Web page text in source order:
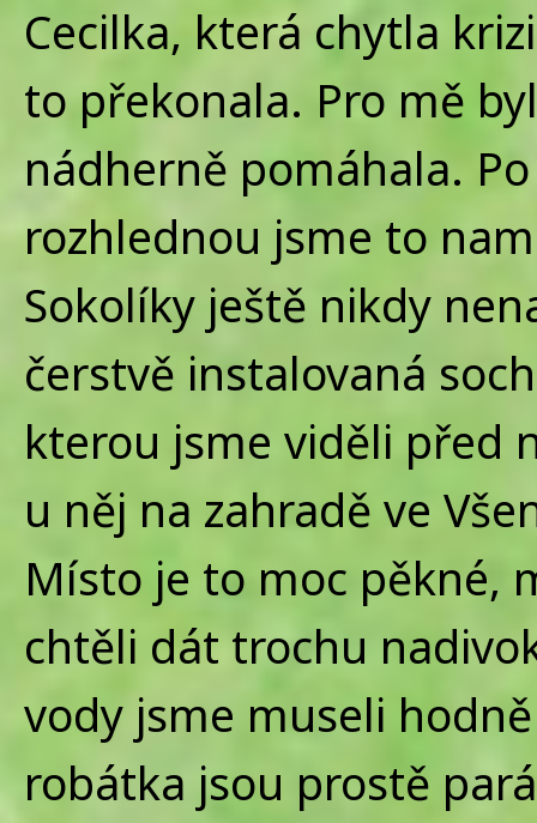
Cecilka, která chytla
to překonala. Pro mě
nádherně pomáhala.
rozhlednou jsme to
Sokolíky ještě nikdy
čerstvě instalovaná
kterou jsme viděli před
u něj na zahradě ve
Místo je to moc pěkné,
chtěli dát trochu
vody jsme museli
robátka jsou prostě